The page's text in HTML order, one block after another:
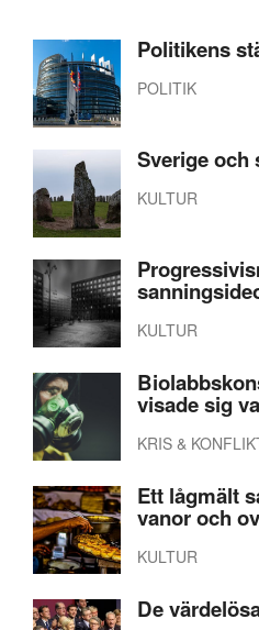
Politikens
POLITIK
Sverige och
KULTUR
KULTUR
visade sig
KRIS &
Ett lågmält
vanor och
KULTUR
De